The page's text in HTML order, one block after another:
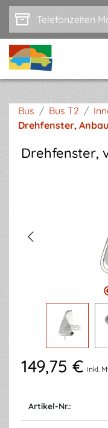
Zum Hauptinhalt
Bus / Bus T2 /
Drehfenster,
Drehfenster,
Bildergalerie
149,75 € inkl.
Artikel-Nr.: